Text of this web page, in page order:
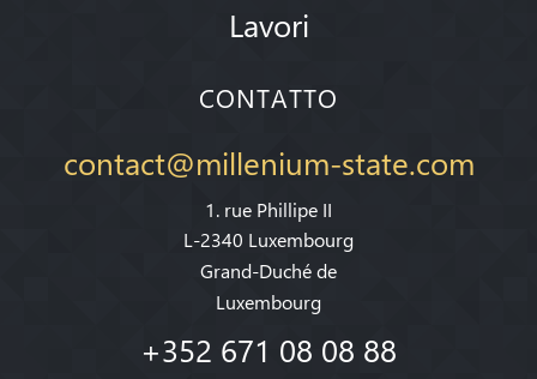
Lavori
CONTATTO
contact@millenium-state.com
1. rue Phillipe II
L-2340 Luxembourg
Grand-Duché de
Luxembourg
+352 671 08 08 88